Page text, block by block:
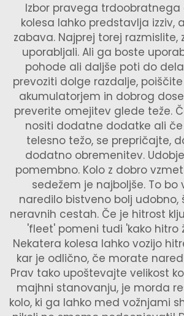
Izbor pravega trdoobratnega
kolesa lahko predstavlja izziv,
zabava. Najprej torej razmislite,
uporabljali. Ali ga boste
pohode ali daljše poti do
prevoziti dolge razdalje,
akumulatorjem in dobrog
preverite omejitev glede teže.
nositi dodatne dodatke ali
telesno težo, se prepričajte,
dodatno obremenitev.
pomembno. Kolo z dobro
sedežem je najboljše. To bo
naredilo bistveno bolj udobno,
neravnih cestah. Če je hitrost
'fleet' pomeni tudi 'kako hitro
Nekatera kolesa lahko vozijo
kar je odlično, če morate
Prav tako upoštevajte velikost
majhni stanovanju, je morda
kolo, ki ga lahko med vožnjami